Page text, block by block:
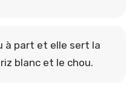
à part et elle sert la
blanc et le chou.